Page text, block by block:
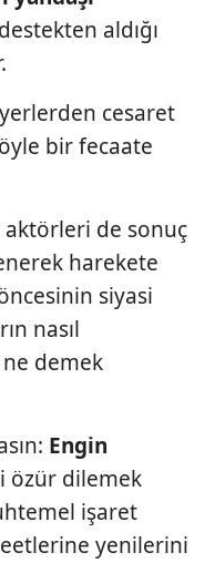
çeşitli kişisel
çerezler bilgi
yönelik
amaçlarıyla
kullanılacaktır.
yer alan panel
ilişkin detaylı bilgi
Çerez Bilgilendirme
Kanunu uyarınca
okumak ve sitemizde
aldığı
cesaret
bir fecaate
aktörleri de sonuç
harekete
siyasi
nasıl
demek
Engin
özür dilemek
işaret
yenilerini